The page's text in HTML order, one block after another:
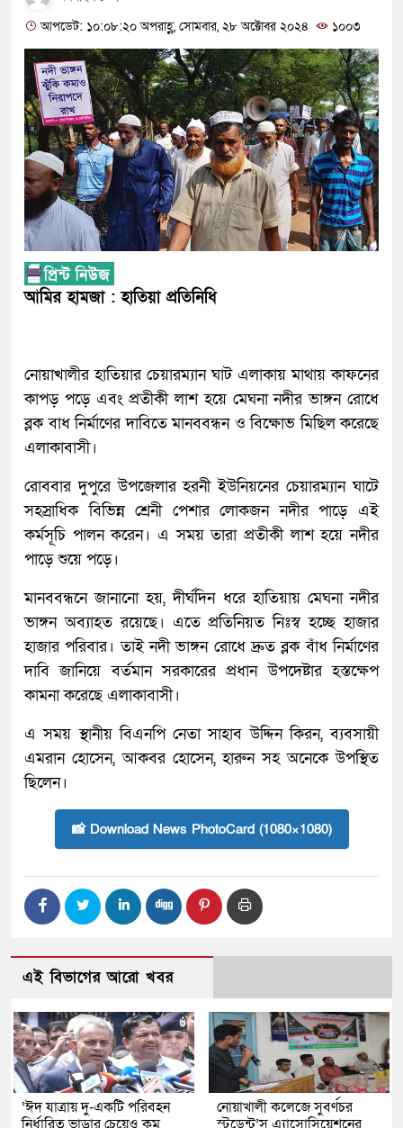
আপডেট: ১০:০৮:২০ অপরাহ্ণ, সোমবার, ২৮ অক্টোবর ২০২৪
১০০৩
আমির হামজা : হাতিয়া প্রতিনিধি
নোয়াখালীর হাতিয়ার চেয়ারম্যান ঘাট এলাকায় মাথায় কাফনের
কাপড় পড়ে এবং প্রতীকী লাশ হয়ে মেঘনা নদীর ভাঙ্গন রোধে
ব্লক বাধ নির্মাণের দাবিতে মানববন্ধন ও বিক্ষোভ মিছিল করেছে
এলাকাবাসী।
রোববার দুপুরে উপজেলার হরনী ইউনিয়নের চেয়ারম্যান ঘাটে
সহস্রাধিক বিভিন্ন শ্রেনী পেশার লোকজন নদীর পাড়ে এই
কর্মসূচি পালন করেন। এ সময় তারা প্রতীকী লাশ হয়ে নদীর
পাড়ে শুয়ে পড়ে।
মানববন্ধনে জানানো হয়, দীর্ঘদিন ধরে হাতিয়ায় মেঘনা নদীর
ভাঙ্গন অব্যাহত রয়েছে। এতে প্রতিনিয়ত নিঃস্ব হচ্ছে হাজার
হাজার পরিবার। তাই নদী ভাঙ্গন রোধে দ্রুত ব্লক বাঁধ নির্মাণের
দাবি জানিয়ে বর্তমান সরকারের প্রধান উপদেষ্টার হস্তক্ষেপ
কামনা করেছে এলাকাবাসী।
এ সময় স্থানীয় বিএনপি নেতা সাহাব উদ্দিন কিরন, ব্যবসায়ী
এমরান হোসেন, আকবর হোসেন, হারুন সহ অনেকে উপস্থিত
ছিলেন।
📸 Download News PhotoCard (1080×1080)
এই বিভাগের আরো খবর
‘ঈদ যাত্রায় দু-একটি পরিবহন
নোয়াখালী কলেজে সুবর্ণচর